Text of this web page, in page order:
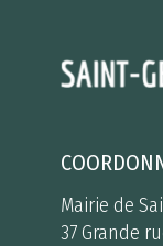
Mairie de
37 Grande